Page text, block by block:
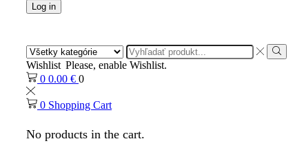
Log in
Search
input
Search
Wishlist Please, enable Wishlist.
0 0.00 € 0
0 Shopping Cart
No products in the cart.